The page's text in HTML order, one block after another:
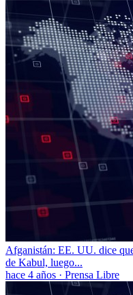
Afganistán: EE. UU. dice
de Kabul, luego...
hace 4 años · Prensa Libre